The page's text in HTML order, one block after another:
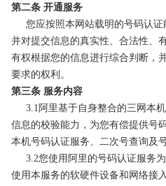
第二条 开通服务
您应按照本网站载明的号码认证
并对提交信息的真实性、合法性、
有权根据您的信息进行综合判断，
要求的权利。
第三条 服务内容
3.1阿里基于自身整合的三网本
信息的校验能力，为您有偿提供号
本机号码认证服务、二次号查询及
3.2您使用阿里的号码认证服务
使用本服务的软硬件设备和网络接